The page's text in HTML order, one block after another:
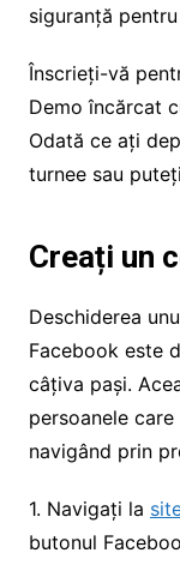
siguranță
Înscrieți-vă
Demo încărcat
Odată ce ați
turnee sau
Creați un
Deschiderea
Facebook este
câțiva pași.
persoanele
navigând prin
1. Navigați la
butonul